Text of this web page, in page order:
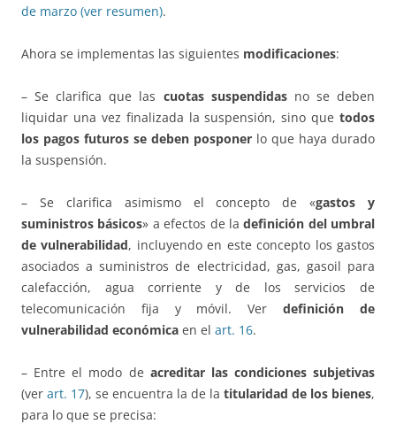
de marzo (ver resumen).
Ahora se implementas las siguientes modificaciones:
– Se clarifica que las cuotas suspendidasno se deben
liquidar una vez finalizada la suspensión, sino que todos
los pagos futuros se deben posponer lo que haya durado
la suspensión.
– Se clarifica asimismo el concepto de «gastos y
suministros básicos» a efectos de ladefinición del umbral
de vulnerabilidad, incluyendo en este concepto los gastos
asociados a suministros de electricidad, gas, gasoil para
calefacción, agua corriente y de los servicios de
telecomunicación fija y móvil. Verdefinición de
vulnerabilidad económica en el art. 16.
– Entre el modo de acreditar las condiciones subjetivas
(ver art. 17), se encuentra la de la titularidad de los bienes,
para lo que se precisa: